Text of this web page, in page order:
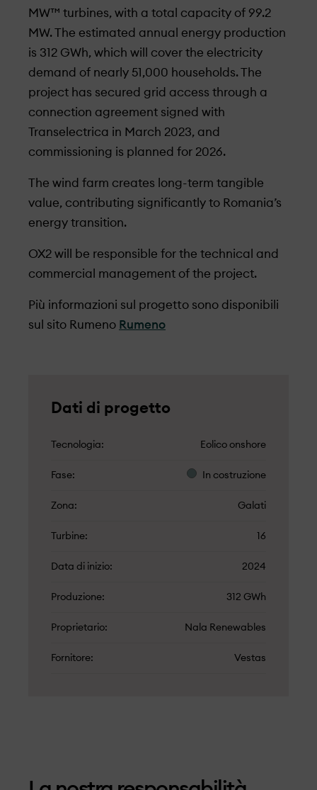
MW™ turbines, with a total capacity of 99.2
MW. The estimated annual energy production
is 312 GWh, which will cover the electricity
demand of nearly 51,000 households. The
project has secured grid access through a
connection agreement signed with
Transelectrica in March 2023, and
commissioning is planned for 2026.
The wind farm creates long-term tangible
value, contributing significantly to Romania’s
energy transition.
OX2 will be responsible for the technical and
commercial management of the project.
Più informazioni sul progetto sono disponibili
sul sito Rumeno Rumeno
Dati di progetto
Tecnologia Eolico onshore
Fase In costruzione
Zona Galati
Turbine 16
Data di inizio 2024
Produzione 312 GWh
Proprietario Nala Renewables
Fornitore Vestas